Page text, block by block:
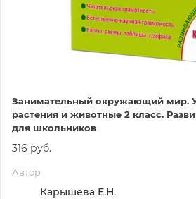
Занимательный окружающий мир.
растения и животные 2 класс.
для школьников
316 руб.
Автор
Карышева Е.Н.